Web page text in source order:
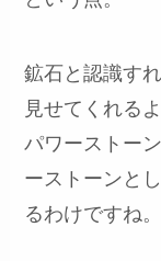
鉱石と認識す
見せてくれる
パワーストー
ーストーンと
るわけですね。